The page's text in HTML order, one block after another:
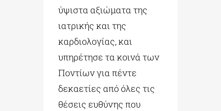
ύψιστα αξιώματα της
ιατρικής και της
καρδιολογίας, και
υπηρέτησε τα κοινά των
Ποντίων για πέντε
δεκαετίες από όλες τις
θέσεις ευθύνης που